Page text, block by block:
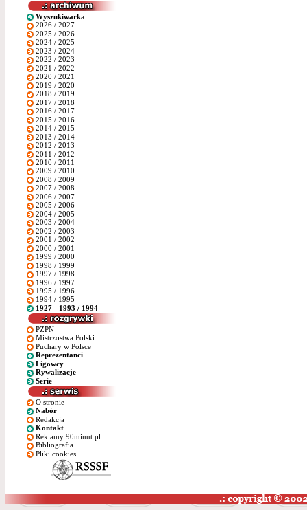
Wyszukiwarka
2026 / 2027
2025 / 2026
2024 / 2025
2023 / 2024
2022 / 2023
2021 / 2022
2020 / 2021
2019 / 2020
2018 / 2019
2017 / 2018
2016 / 2017
2015 / 2016
2014 / 2015
2013 / 2014
2012 / 2013
2011 / 2012
2010 / 2011
2009 / 2010
2008 / 2009
2007 / 2008
2006 / 2007
2005 / 2006
2004 / 2005
2003 / 2004
2002 / 2003
2001 / 2002
2000 / 2001
1999 / 2000
1998 / 1999
1997 / 1998
1996 / 1997
1995 / 1996
1994 / 1995
1927 - 1993 / 1994
PZPN
Mistrzostwa Polski
Puchary w Polsce
Reprezentanci
Ligowcy
Rywalizacje
Serie
O stronie
Nabór
Redakcja
Kontakt
Reklamy 90minut.pl
Bibliografia
Pliki cookies